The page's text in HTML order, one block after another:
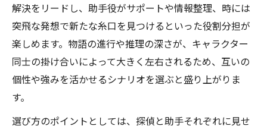
解決をリードし、助手役がサポートや情報整理、時には
突飛な発想で新たな糸口を見つけるといった役割分担が
楽しめます。物語の進行や推理の深さが、キャラクター
同士の掛け合いによって大きく左右されるため、互いの
個性や強みを活かせるシナリオを選ぶと盛り上がりま
す。
選び方のポイントとしては、探偵と助手それぞれに見せ